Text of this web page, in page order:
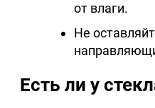
от влаги.
Не
Есть ли у